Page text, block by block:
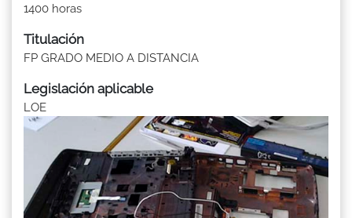
1400 horas
Titulación
FP GRADO MEDIO A DISTANCIA
Legislación aplicable
LOE